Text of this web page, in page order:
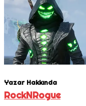
Yazar Hakkında
RockNRogue